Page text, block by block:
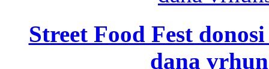
Street Food Fest
dana